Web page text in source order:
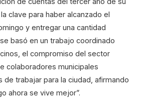
clave para haber alcanzado el
y entregar una cantidad
basó en un trabajo coordinado
el compromiso del sector
colaboradores municipales
de trabajar para la ciudad, afirmando
ahora se vive mejor”.